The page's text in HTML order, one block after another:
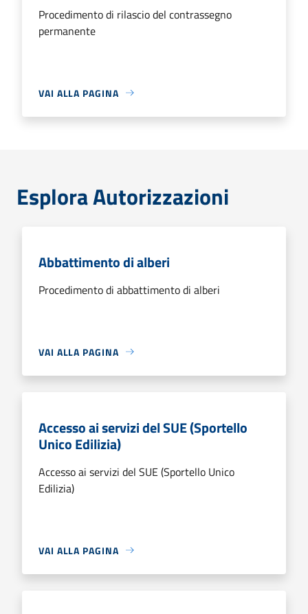
Procedimento di rilascio del contrassegno
permanente
VAI ALLA PAGINA
Esplora Autorizzazioni
Abbattimento di alberi
Procedimento di abbattimento di alberi
VAI ALLA PAGINA
Accesso ai servizi del SUE (Sportello
Unico Edilizia)
Accesso ai servizi del SUE (Sportello Unico
Edilizia)
VAI ALLA PAGINA